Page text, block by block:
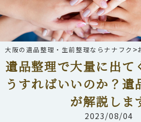
大阪の遺品整理・生前整理ならナナフク >
遺品整理で大量に出て
うすればいいのか？遺
が解説しま
2023/08/04